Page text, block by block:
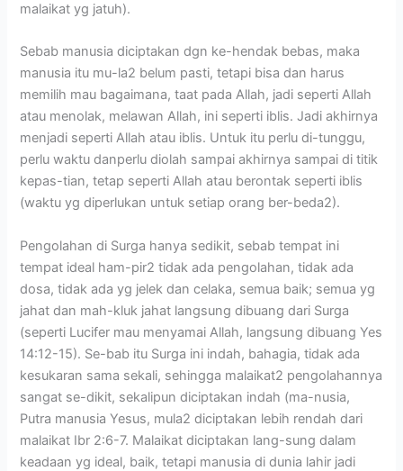
malaikat yg jatuh).
Sebab manusia diciptakan dgn ke-hendak bebas, maka
manusia itu mu-la2 belum pasti, tetapi bisa dan harus
memilih mau bagaimana, taat pada Allah, jadi seperti Allah
atau menolak, melawan Allah, ini seperti iblis. Jadi akhirnya
menjadi seperti Allah atau iblis. Untuk itu perlu di-tunggu,
perlu waktu danperlu diolah sampai akhirnya sampai di titik
kepas-tian, tetap seperti Allah atau berontak seperti iblis
(waktu yg diperlukan untuk setiap orang ber-beda2).
Pengolahan di Surga hanya sedikit, sebab tempat ini
tempat ideal ham-pir2 tidak ada pengolahan, tidak ada
dosa, tidak ada yg jelek dan celaka, semua baik; semua yg
jahat dan mah-kluk jahat langsung dibuang dari Surga
(seperti Lucifer mau menyamai Allah, langsung dibuang Yes
14:12-15). Se-bab itu Surga ini indah, bahagia, tidak ada
kesukaran sama sekali, sehingga malaikat2 pengolahannya
sangat se-dikit, sekalipun diciptakan indah (ma-nusia,
Putra manusia Yesus, mula2 diciptakan lebih rendah dari
malaikat Ibr 2:6-7. Malaikat diciptakan lang-sung dalam
keadaan yg ideal, baik, tetapi manusia di dunia lahir jadi